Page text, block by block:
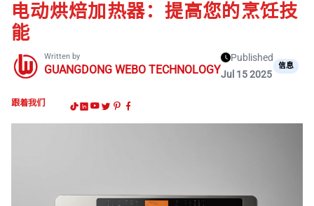
电动烘焙加热器：提高您的烹饪技
能
Written by
GUANGDONG WEBO TECHNOLOGY
Published
Jul 15 2025
信息
跟着我们